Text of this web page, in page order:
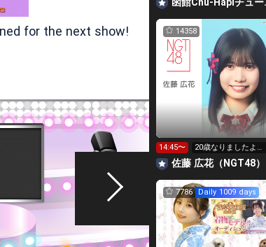
for the next show!
求！
14358
14:45〜
20歳なりましたよ
ー！
佐藤 広花（NGT48）
7786 Daily 1009 days